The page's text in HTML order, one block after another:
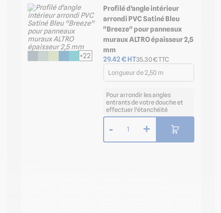
+22
Profilé d'angle intérieur
arrondi PVC Satiné Bleu
"Breeze" pour panneaux
muraux ALTRO épaisseur 2,5
mm
29.42€ HT35.30€ TTC
Longueur de 2,50 m
Pour arrondir les angles
entrants de votre douche et
effectuer l'étanchéité
- 1 +